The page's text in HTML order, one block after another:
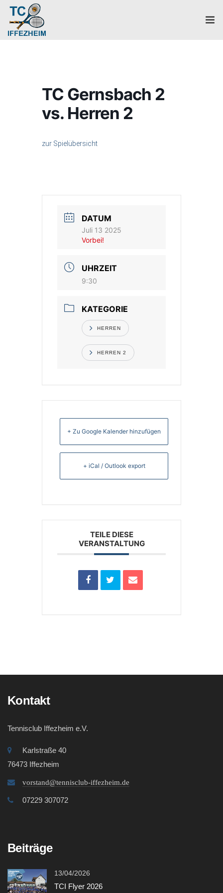
Platzbuchung
TC Gernsbach 2
vs. Herren 2
zur Spielübersicht
DATUM
Juli 13 2025
Vorbei!
UHRZEIT
9:30
KATEGORIE
HERREN
HERREN 2
+ Zu Google Kalender hinzufügen
+ iCal / Outlook export
TEILE DIESE
VERANSTALTUNG
Kontakt
Tennisclub Iffezheim e.V.
Karlstraße 40
76473 Iffezheim
vorstand@tennisclub-iffezheim.de
07229 307072
Beiträge
13/04/2026
TCI Flyer 2026